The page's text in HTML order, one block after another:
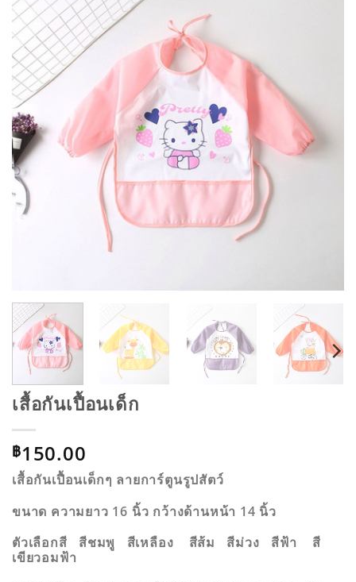
เสื้อกันเปื้อนเด็ก
฿150.00
เสื้อกันเปื้อนเด็กๆ ลายการ์ตูนรูปสัตว์
ขนาด ความยาว 16 นิ้ว กว้างด้านหน้า 14 นิ้ว
ตัวเลือกสี สีชมพู สีเหลือง สีส้ม สีม่วง สีฟ้า สี
เขียวอมฟ้า